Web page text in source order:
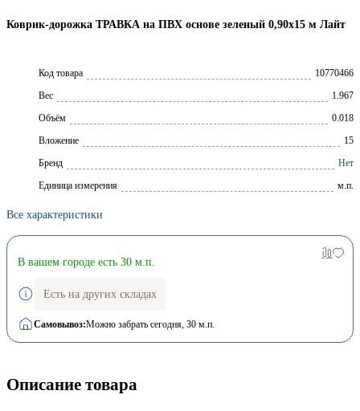
Коврик-дорожка ТРАВКА на ПВХ основе зеленый 0,90х15 м Лайт
Код товара
10770466
Вес
1.967
Объём
0.018
Вложение
15
Брeнд
Нет
Единица измерения
м.п.
Все характеристики
В вашем городе есть 30 м.п.
Есть на других складах
Самовывоз:Можно забрать сегодня, 30 м.п.
Описание товара